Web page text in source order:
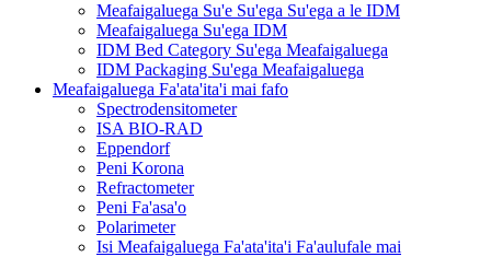
Meafaigaluega Su'e Su'ega Su'ega a le IDM
Meafaigaluega Su'ega IDM
IDM Bed Category Su'ega Meafaigaluega
IDM Packaging Su'ega Meafaigaluega
Meafaigaluega Fa'ata'ita'i mai fafo
Spectrodensitometer
ISA BIO-RAD
Eppendorf
Peni Korona
Refractometer
Peni Fa'asa'o
Polarimeter
Isi Meafaigaluega Fa'ata'ita'i Fa'aulufale mai